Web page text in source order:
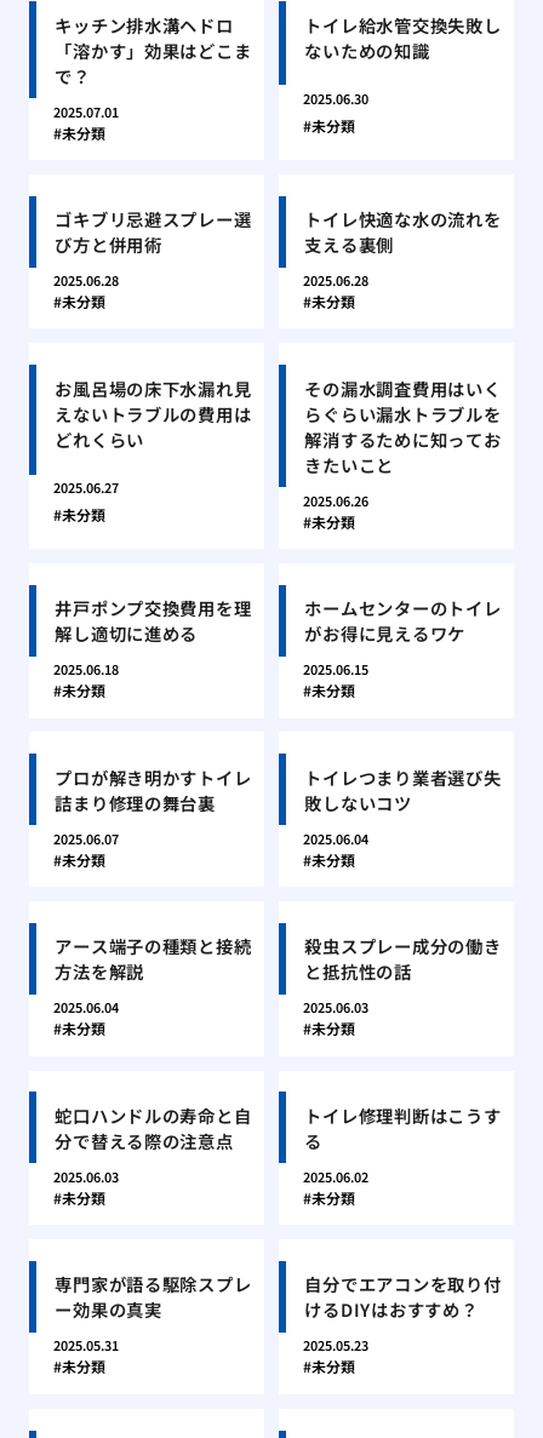
キッチン排水溝ヘドロ
「溶かす」効果はどこま
で？
2025.07.01
未分類
トイレ給水管交換失敗し
ないための知識
2025.06.30
未分類
ゴキブリ忌避スプレー選
び方と併用術
2025.06.28
未分類
トイレ快適な水の流れを
支える裏側
2025.06.28
未分類
お風呂場の床下水漏れ見
えないトラブルの費用は
どれくらい
2025.06.27
未分類
その漏水調査費用はいく
らぐらい漏水トラブルを
解消するために知ってお
きたいこと
2025.06.26
未分類
井戸ポンプ交換費用を理
解し適切に進める
2025.06.18
未分類
ホームセンターのトイレ
がお得に見えるワケ
2025.06.15
未分類
プロが解き明かすトイレ
詰まり修理の舞台裏
2025.06.07
未分類
トイレつまり業者選び失
敗しないコツ
2025.06.04
未分類
アース端子の種類と接続
方法を解説
2025.06.04
未分類
殺虫スプレー成分の働き
と抵抗性の話
2025.06.03
未分類
蛇口ハンドルの寿命と自
分で替える際の注意点
2025.06.03
未分類
トイレ修理判断はこうす
る
2025.06.02
未分類
専門家が語る駆除スプレ
ー効果の真実
2025.05.31
未分類
自分でエアコンを取り付
けるDIYはおすすめ？
2025.05.23
未分類